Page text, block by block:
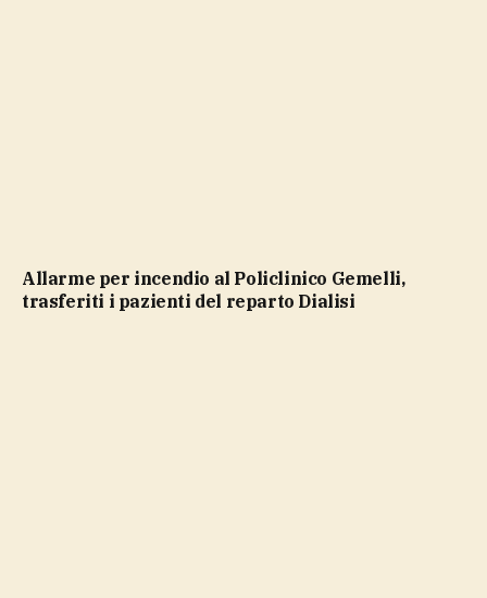
Allarme per incendio al Policlinico Gemelli,
trasferiti i pazienti del reparto Dialisi